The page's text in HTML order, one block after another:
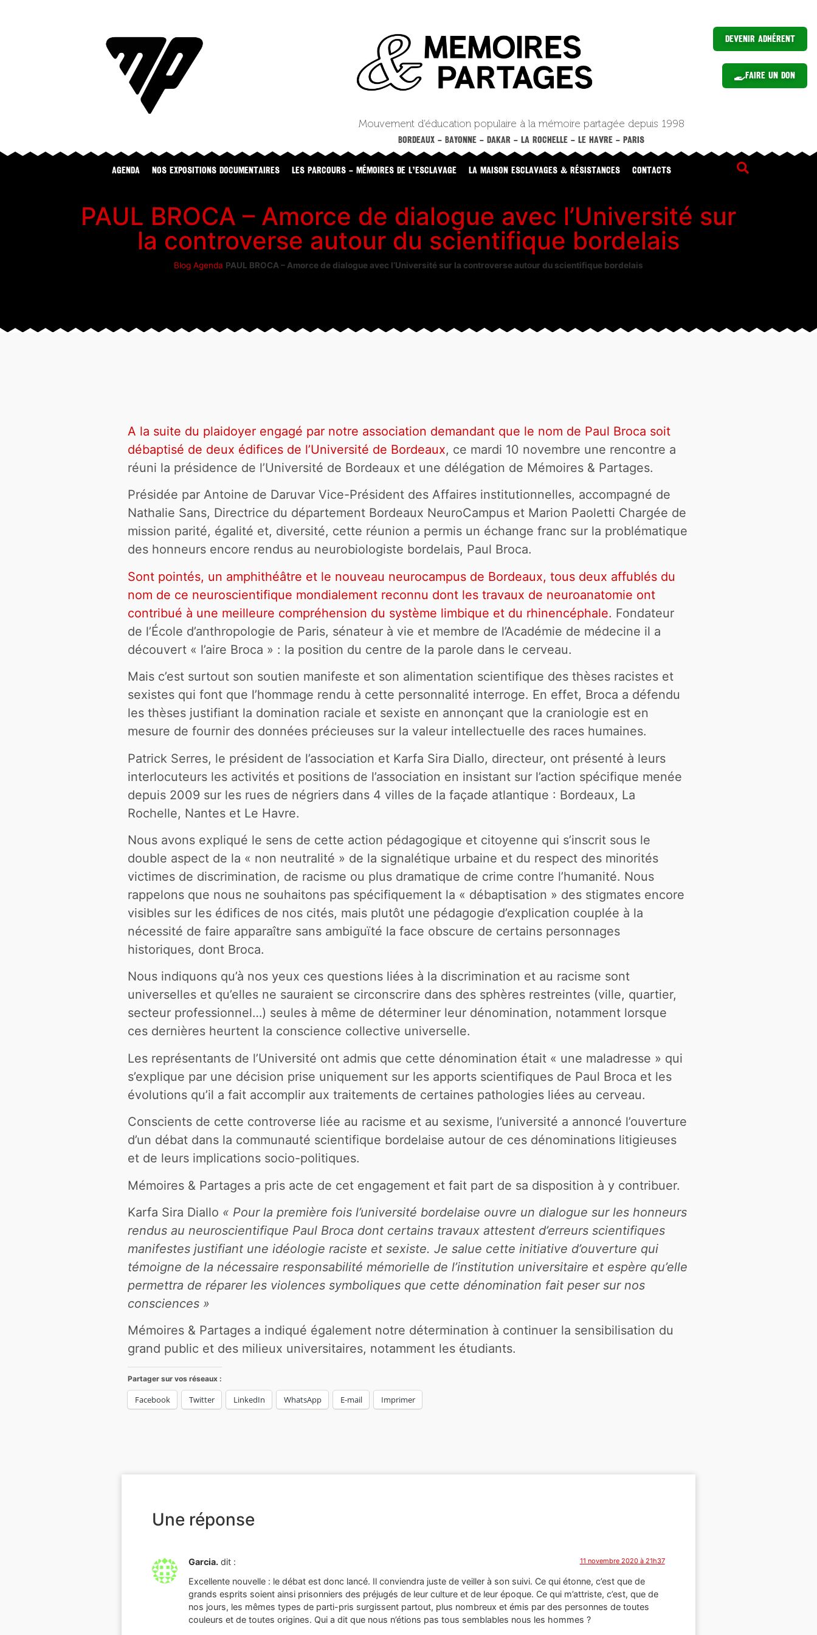
Devenir Adhérent
Faire un Don
Mouvement d’éducation populaire à la mémoire partagée depuis 1998
BORDEAUX – BAYONNE – DAKAR – LA ROCHELLE – LE HAVRE – PARIS
Agenda NOS EXPOSITIONS DOCUMENTAIRES LES PARCOURS – MÉMOIRES DE L’ESCLAVAGE LA MAISON ESCLAVAGES & RÉSISTANCES CONTACTS
PAUL BROCA – Amorce de dialogue avec l’Université sur
la controverse autour du scientifique bordelais
Blog Agenda PAUL BROCA – Amorce de dialogue avec l’Université sur la controverse autour du scientifique bordelais
A la suite du plaidoyer engagé par notre association demandant que le nom de Paul Broca soit
débaptisé de deux édifices de l’Université de Bordeaux, ce mardi 10 novembre une rencontre a
réuni la présidence de l’Université de Bordeaux et une délégation de Mémoires & Partages.
Présidée par Antoine de Daruvar Vice-Président des Affaires institutionnelles, accompagné de
Nathalie Sans, Directrice du département Bordeaux NeuroCampus et Marion Paoletti Chargée de
mission parité, égalité et, diversité, cette réunion a permis un échange franc sur la problématique
des honneurs encore rendus au neurobiologiste bordelais, Paul Broca.
Sont pointés, un amphithéâtre et le nouveau neurocampus de Bordeaux, tous deux affublés du
nom de ce neuroscientifique mondialement reconnu dont les travaux de neuroanatomie ont
contribué à une meilleure compréhension du système limbique et du rhinencéphale. Fondateur
de l’École d’anthropologie de Paris, sénateur à vie et membre de l’Académie de médecine il a
découvert « l’aire Broca » : la position du centre de la parole dans le cerveau.
Mais c’est surtout son soutien manifeste et son alimentation scientifique des thèses racistes et
sexistes qui font que l’hommage rendu à cette personnalité interroge. En effet, Broca a défendu
les thèses justifiant la domination raciale et sexiste en annonçant que la craniologie est en
mesure de fournir des données précieuses sur la valeur intellectuelle des races humaines.
Patrick Serres, le président de l’association et Karfa Sira Diallo, directeur, ont présenté à leurs
interlocuteurs les activités et positions de l’association en insistant sur l’action spécifique menée
depuis 2009 sur les rues de négriers dans 4 villes de la façade atlantique : Bordeaux, La
Rochelle, Nantes et Le Havre.
Nous avons expliqué le sens de cette action pédagogique et citoyenne qui s’inscrit sous le
double aspect de la « non neutralité » de la signalétique urbaine et du respect des minorités
victimes de discrimination, de racisme ou plus dramatique de crime contre l’humanité. Nous
rappelons que nous ne souhaitons pas spécifiquement la « débaptisation » des stigmates encore
visibles sur les édifices de nos cités, mais plutôt une pédagogie d’explication couplée à la
nécessité de faire apparaître sans ambiguïté la face obscure de certains personnages
historiques, dont Broca.
Nous indiquons qu’à nos yeux ces questions liées à la discrimination et au racisme sont
universelles et qu’elles ne sauraient se circonscrire dans des sphères restreintes (ville, quartier,
secteur professionnel…) seules à même de déterminer leur dénomination, notamment lorsque
ces dernières heurtent la conscience collective universelle.
Les représentants de l’Université ont admis que cette dénomination était « une maladresse » qui
s’explique par une décision prise uniquement sur les apports scientifiques de Paul Broca et les
évolutions qu’il a fait accomplir aux traitements de certaines pathologies liées au cerveau.
Conscients de cette controverse liée au racisme et au sexisme, l’université a annoncé l’ouverture
d’un débat dans la communauté scientifique bordelaise autour de ces dénominations litigieuses
et de leurs implications socio-politiques.
Mémoires & Partages a pris acte de cet engagement et fait part de sa disposition à y contribuer.
Karfa Sira Diallo « Pour la première fois l’université bordelaise ouvre un dialogue sur les honneurs
rendus au neuroscientifique Paul Broca dont certains travaux attestent d’erreurs scientifiques
manifestes justifiant une idéologie raciste et sexiste. Je salue cette initiative d’ouverture qui
témoigne de la nécessaire responsabilité mémorielle de l’institution universitaire et espère qu’elle
permettra de réparer les violences symboliques que cette dénomination fait peser sur nos
consciences »
Mémoires & Partages a indiqué également notre détermination à continuer la sensibilisation du
grand public et des milieux universitaires, notamment les étudiants.
Partager sur vos réseaux :
Facebook Twitter LinkedIn WhatsApp E-mail Imprimer
Une réponse
Garcia. dit : 11 novembre 2020 à 21h37
Excellente nouvelle : le débat est donc lancé. Il conviendra juste de veiller à son suivi. Ce qui étonne, c’est que de
grands esprits soient ainsi prisonniers des préjugés de leur culture et de leur époque. Ce qui m’attriste, c’est, que de
nos jours, les mêmes types de parti-pris surgissent partout, plus nombreux et émis par des personnes de toutes
couleurs et de toutes origines. Qui a dit que nous n’étions pas tous semblables nous les hommes ?